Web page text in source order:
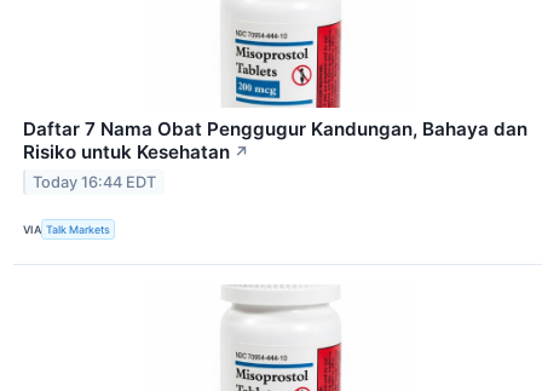
Daftar 7 Nama Obat Penggugur Kandungan, Bahaya dan
Risiko untuk Kesehatan ↗
Today 16:44 EDT
VIA Talk Markets